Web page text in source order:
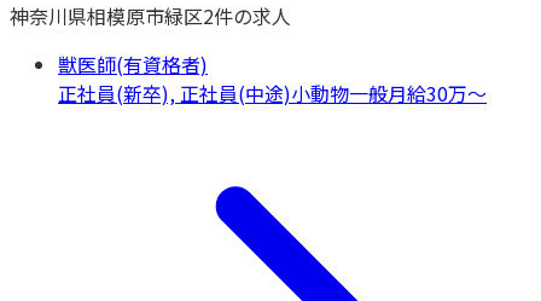
神奈川県相模原市緑区2件の求人
獣医師(有資格者)
正社員(新卒), 正社員(中途)小動物一般月給30万〜